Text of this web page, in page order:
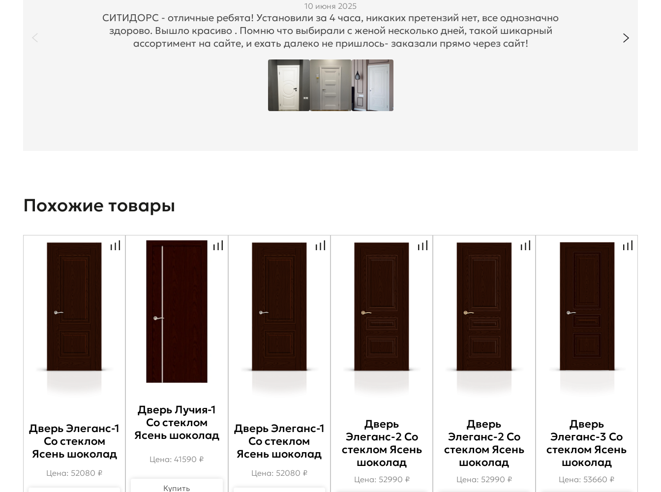
10 июня 2025
СИТИДОРС - отличные ребята! Установили за 4 часа, никаких претензий нет, все однозначно
здорово. Вышло красиво . Помню что выбирали с женой несколько дней, такой шикарный
ассортимент на сайте, и ехать далеко не пришлось- заказали прямо через сайт!
Похожие товары
Дверь Элеганс-1
Со стеклом
Ясень шоколад
Цена: 52080 ₽
Дверь Лучия-1
Со стеклом
Ясень шоколад
Цена: 41590 ₽
Купить
Дверь Элеганс-1
Со стеклом
Ясень шоколад
Цена: 52080 ₽
Дверь
Элеганс-2 Со
стеклом Ясень
шоколад
Цена: 52990 ₽
Дверь
Элеганс-2 Со
стеклом Ясень
шоколад
Цена: 52990 ₽
Дверь
Элеганс-3 Со
стеклом Ясень
шоколад
Цена: 53660 ₽